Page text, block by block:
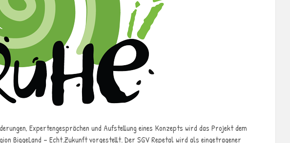
Expertengesprächen und Aufstellung eines Konzepts wird das Projekt dem
BiggeLand – Echt.Zukunft vorgestellt. Der SGV Repetal wird als eingetragener